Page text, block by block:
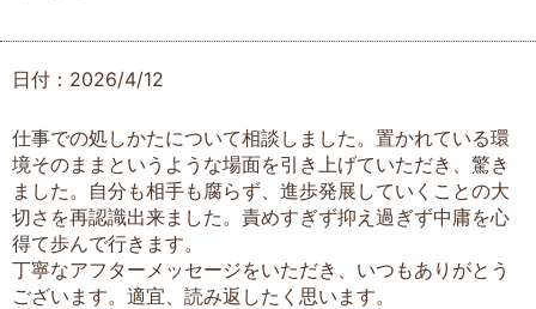
日付：2026/4/12
仕事での処しかたについて相談しました。置かれている環
境そのままというような場面を引き上げていただき、驚き
ました。自分も相手も腐らず、進歩発展していくことの大
切さを再認識出来ました。責めすぎず抑え過ぎず中庸を心
得て歩んで行きます。
丁寧なアフターメッセージをいただき、いつもありがとう
ございます。適宜、読み返したく思います。